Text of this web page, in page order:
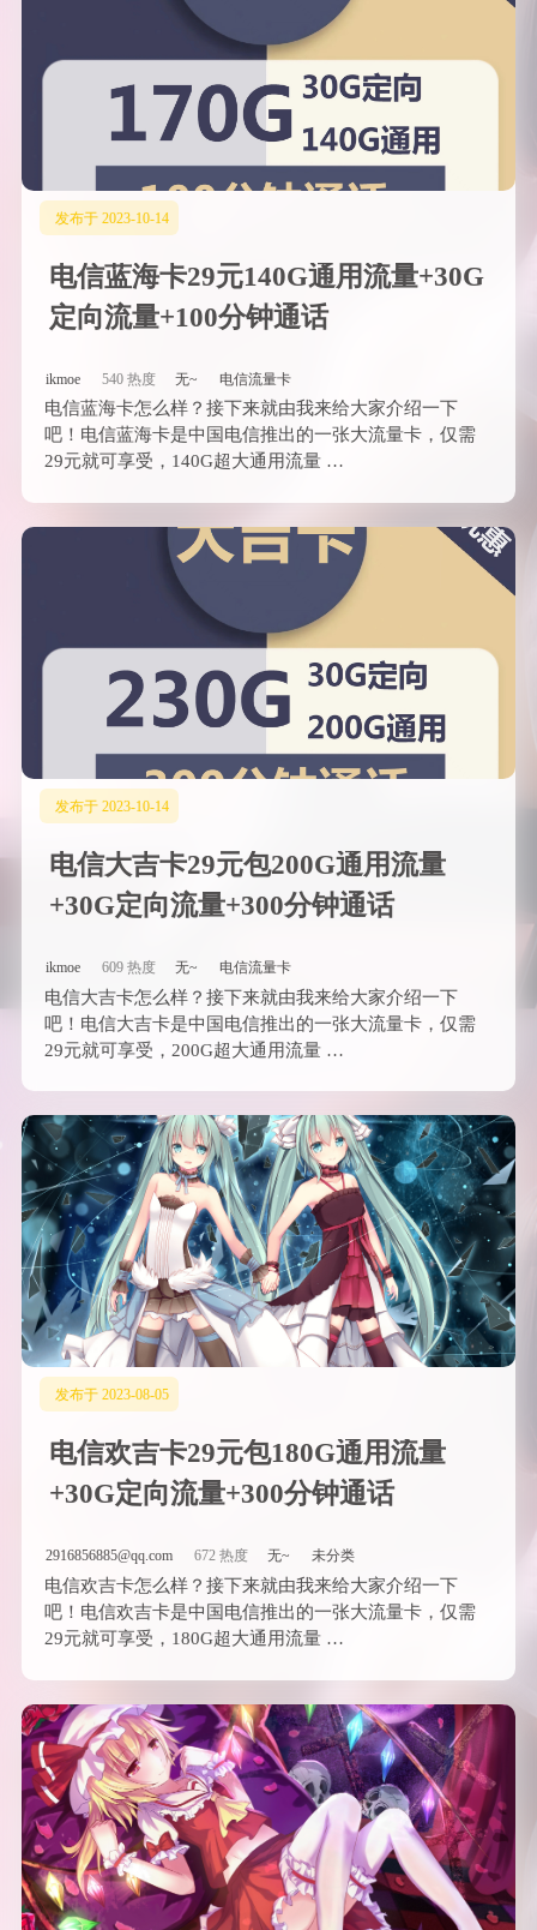
发布于 2023-10-14
电信蓝海卡29元140G通用流量+30G
定向流量+100分钟通话
ikmoe 540 热度 无~ 电信流量卡
电信蓝海卡怎么样？接下来就由我来给大家介绍一下
吧！电信蓝海卡是中国电信推出的一张大流量卡，仅需
29元就可享受，140G超大通用流量 …
发布于 2023-10-14
电信大吉卡29元包200G通用流量
+30G定向流量+300分钟通话
ikmoe 609 热度 无~ 电信流量卡
电信大吉卡怎么样？接下来就由我来给大家介绍一下
吧！电信大吉卡是中国电信推出的一张大流量卡，仅需
29元就可享受，200G超大通用流量 …
发布于 2023-08-05
电信欢吉卡29元包180G通用流量
+30G定向流量+300分钟通话
2916856885@qq.com 672 热度 无~ 未分类
电信欢吉卡怎么样？接下来就由我来给大家介绍一下
吧！电信欢吉卡是中国电信推出的一张大流量卡，仅需
29元就可享受，180G超大通用流量 …